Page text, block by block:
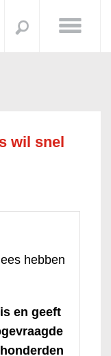
wil snel
hebben
en geeft